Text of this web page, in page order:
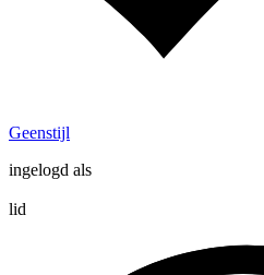
Geenstijl
ingelogd als
lid